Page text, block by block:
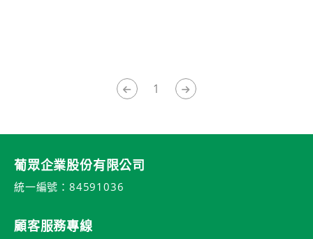
1
葡眾企業股份有限公司
統一編號：84591036
顧客服務專線